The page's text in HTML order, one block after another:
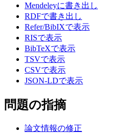
Mendeleyに書き出し
RDFで書き出し
Refer/BibIXで表示
RISで表示
BibTeXで表示
TSVで表示
CSVで表示
JSON-LDで表示
問題の指摘
論文情報の修正